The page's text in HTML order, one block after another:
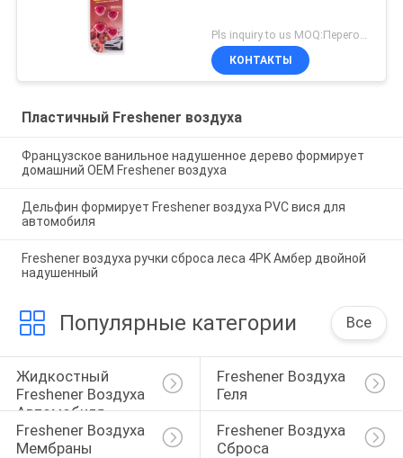
Pls inquiry to us MOQ:Переговоры
КОНТАКТЫ
Пластичный Freshener воздуха
Французское ванильное надушенное дерево формирует
домашний OEM Freshener воздуха
Дельфин формирует Freshener воздуха PVC вися для
автомобиля
Freshener воздуха ручки сброса леса 4PK Амбер двойной
надушенный
Популярные категории Все
Жидкостный
Freshener Воздуха
Автомобиля
Freshener Воздуха
Геля
Freshener Воздуха
Мембраны
Freshener Воздуха
Сброса